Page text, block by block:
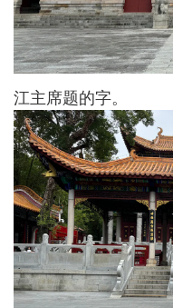
江主席题的字。